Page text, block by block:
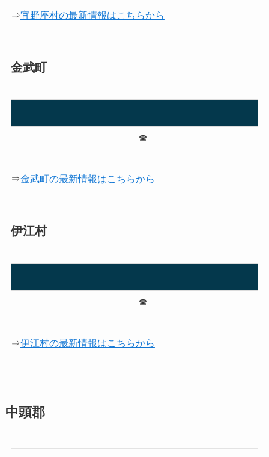
⇒宜野座村の最新情報はこちらから
金武町
☎︎
⇒金武町の最新情報はこちらから
伊江村
☎︎
⇒伊江村の最新情報はこちらから
中頭郡